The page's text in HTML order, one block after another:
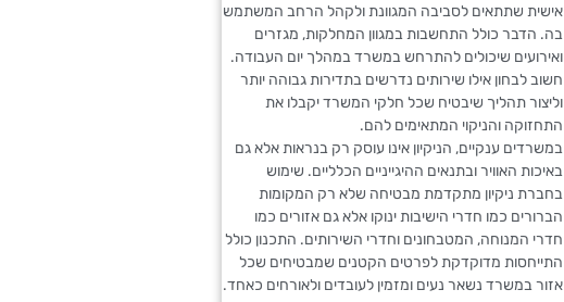
אישית שתתאים לסביבה המגוונת ולקהל הרחב המשתמש
בה. הדבר כולל התחשבות במגוון המחלקות, מגזרים
ואירועים שיכולים להתרחש במשרד במהלך יום העבודה.
חשוב לבחון אילו שירותים נדרשים בתדירות גבוהה יותר
וליצור תהליך שיבטיח שכל חלקי המשרד יקבלו את
התחזוקה והניקוי המתאימים להם.
במשרדים ענקיים, הניקיון אינו עוסק רק בנראות אלא גם
באיכות האוויר ובתנאים ההיגייניים הכלליים. שימוש
בחברת ניקיון מתקדמת מבטיחה שלא רק המקומות
הברורים כמו חדרי הישיבות ינוקו אלא גם אזורים כמו
חדרי המנוחה, המטבחונים וחדרי השירותים. התכנון כולל
התייחסות מדוקדקת לפרטים הקטנים שמבטיחים שכל
אזור במשרד נשאר נעים ומזמין לעובדים ולאורחים כאחד.